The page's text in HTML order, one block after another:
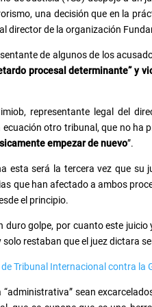
una decisión que en la
director de la organización
de algunos de los
procesal determinante” y
representante legal del
otro tribunal, que no ha
empezar de nuevo”.
esta será la tercera vez que su
que han afectado a ambos
el principio.
duro golpe, por cuanto este
restaban que el juez dictara
Tribunal Internacional contra la
sean